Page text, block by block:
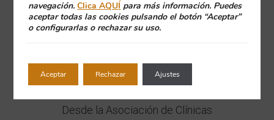
comparación con tratamientos
desarrollados en clínicas dentales
y efectivas y siempre controlados por
un especialista.
Desde la Asociación de Clínicas
navegación.Clica AQUÍ para más información. Puedes
aceptar todas las cookies pulsando el botón “Aceptar”
o configurarlas o rechazar su uso.
Aceptar Rechazar Ajustes